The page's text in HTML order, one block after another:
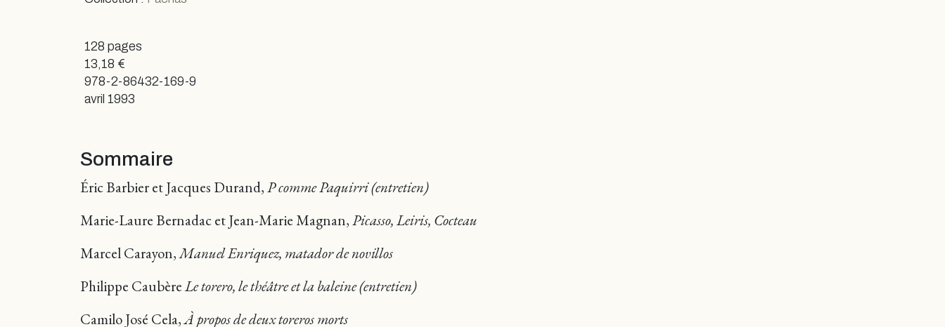
128 pages
13,18 €
978-2-86432-169-9
avril 1993
Sommaire
Éric Barbier et Jacques Durand,P comme Paquirri (entretien)
Marie-Laure Bernadac et Jean-Marie Magnan,Picasso, Leiris, Cocteau
Marcel Carayon,Manuel Enriquez, matador de novillos
Philippe CaubèreLe torero, le théâtre et la baleine (entretien)
Camilo José Cela,À propos de deux toreros morts